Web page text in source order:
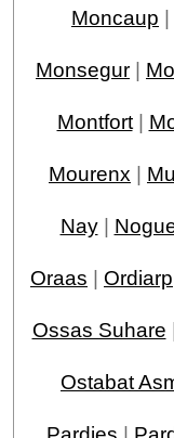
Moncaup |
Monsegur |
Montfort|
Mourenx |
Nay|
Oraas | Ordiarp
Ossas Suhare
Ostabat
Pardies |